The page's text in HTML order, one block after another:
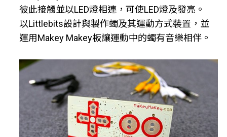
彼此接觸並以LED燈相連，可使LED燈及發亮。
以Littlebits設計與製作蠋及其運動方式裝置，並
運用Makey Makey板讓運動中的蠋有音樂相伴。